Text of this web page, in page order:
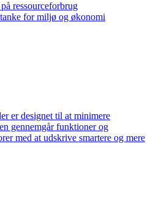
ressourceforbrug
for miljø og økonomi
er designet til at minimere
gennemgår funktioner og
med at udskrive smartere og mere